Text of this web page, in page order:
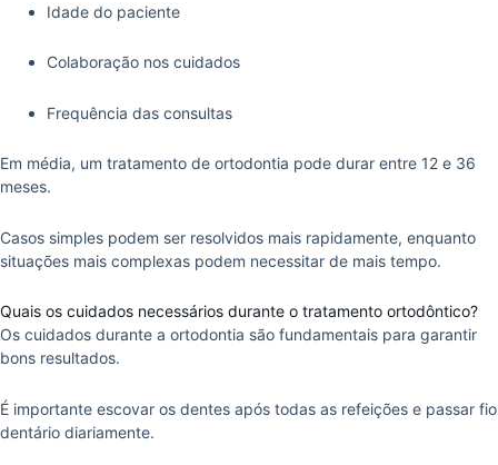
Idade do paciente
Colaboração nos cuidados
Frequência das consultas
Em média, um tratamento de ortodontia pode durar entre 12 e 36
meses.
Casos simples podem ser resolvidos mais rapidamente, enquanto
situações mais complexas podem necessitar de mais tempo.
Quais os cuidados necessários durante o tratamento ortodôntico?
Os cuidados durante a ortodontia são fundamentais para garantir
bons resultados.
É importante escovar os dentes após todas as refeições e passar fio
dentário diariamente.